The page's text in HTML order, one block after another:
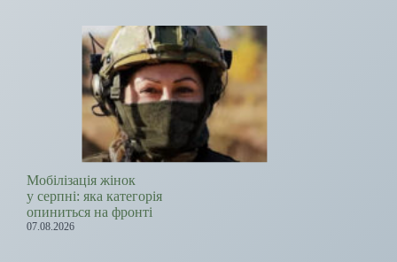
Мобілізація жінок
у серпні: яка категорія
опиниться на фронті
07.08.2026